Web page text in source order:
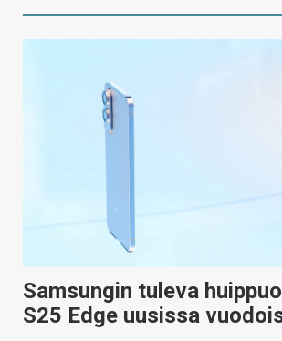
Samsungin tuleva
S25 Edge uusissa